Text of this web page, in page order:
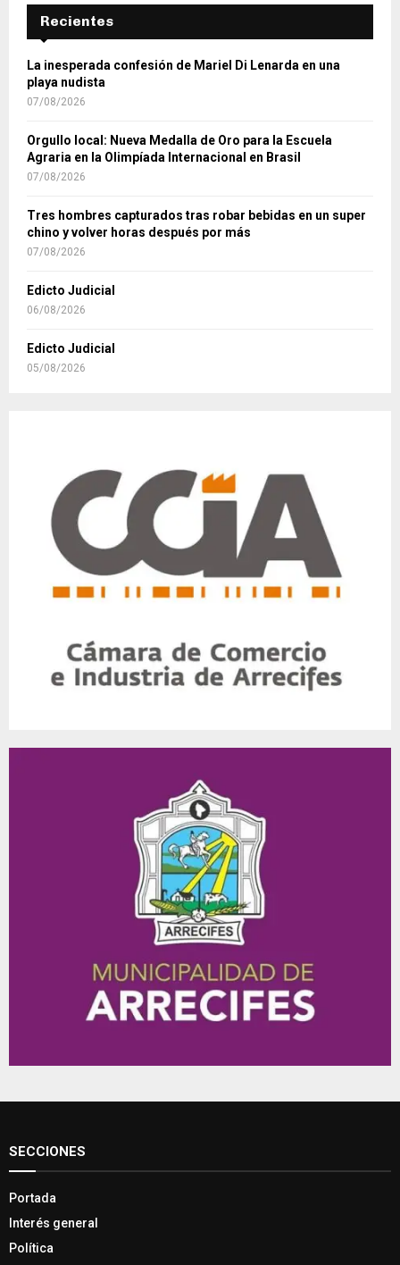
Recientes
La inesperada confesión de Mariel Di Lenarda en una
playa nudista
07/08/2026
Orgullo local: Nueva Medalla de Oro para la Escuela
Agraria en la Olimpíada Internacional en Brasil
07/08/2026
Tres hombres capturados tras robar bebidas en un super
chino y volver horas después por más
07/08/2026
Edicto Judicial
06/08/2026
Edicto Judicial
05/08/2026
SECCIONES
Portada
Interés general
Política